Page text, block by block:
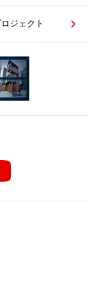
ジェクト